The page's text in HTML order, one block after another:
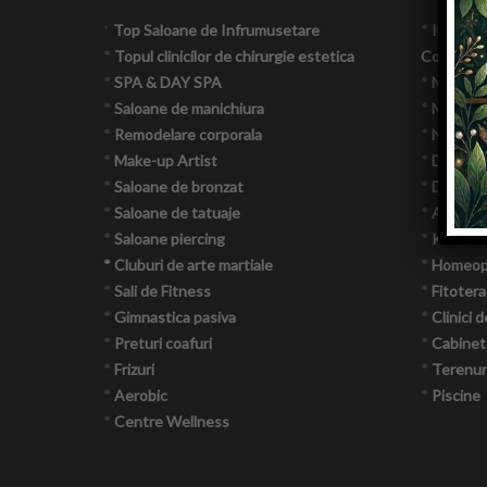
in
this
site
* Top Saloane de Infrumusetare
* Topul clinicilor de chirurgie estetica
* SPA & DAY SPA
* Saloane de manichiura
* Remodelare corporala
* Make-up Artist
* Saloane de bronzat
* Saloane de tatuaje
* Saloane piercing
* Cluburi de arte martiale
* Sali de Fitness
* Gimnastica pasiva
* Preturi coafuri
* Frizuri
* Aerobic
* Centre Wellness
*
* Make-
*
* Norme
*
*
*
*
*
*
* Clinici
*
*
* Piscine